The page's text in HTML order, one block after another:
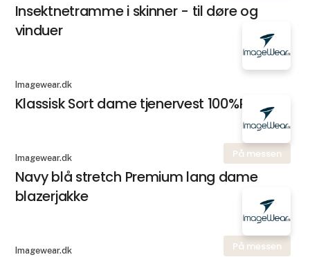
Insektnetramme i skinner - til døre og
vinduer
Imagewear.dk
Klassisk Sort dame tjenervest 100%PL
På messen
Imagewear.dk
Navy blå stretch Premium lang dame
blazerjakke
På messen
Imagewear.dk